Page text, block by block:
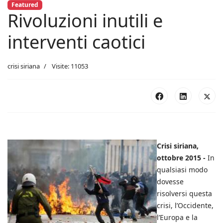
Featured
Rivoluzioni inutili e
interventi caotici
crisi siriana Visite: 11053
Crisi siriana,
ottobre 2015 - In
qualsiasi modo
dovesse
risolversi questa
crisi, l’Occidente,
l’Europa e la